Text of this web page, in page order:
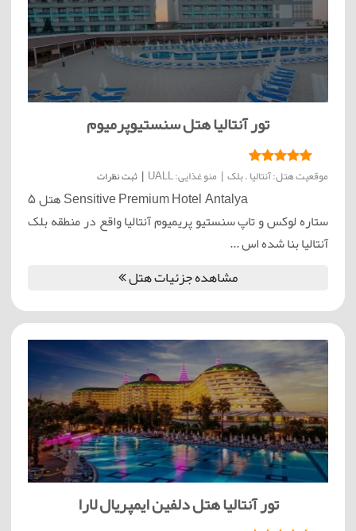
تور آنتالیا هتل سنستیوپرمیوم
موقعیت هتل: آنتالیا . بلک | منو غذایی: UALL | ثبت نظرات
Sensitive Premium Hotel Antalya هتل 5
ستاره لوکس و تاپ سنستیو پریمیوم آنتالیا واقع در منطقه بلک
آنتالیا بنا شده اس ...
مشاهده جزئیات هتل
تور آنتالیا هتل دلفین ایمپریال لارا